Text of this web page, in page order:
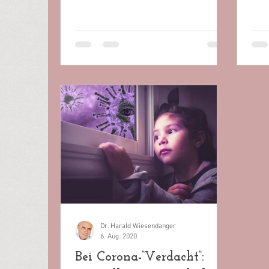
Bei Corona-“Verdacht“:
Dr. Harald Wiesendanger
6. Aug. 2020